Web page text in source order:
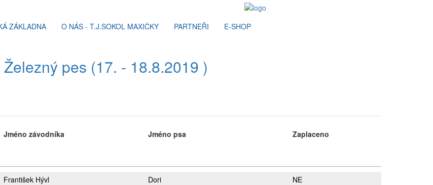
ZÁKLADNA O NÁS - T.J.SOKOL MAXIČKY PARTNEŘI E-SHOP
pes (17. - 18.8.2019 )
Jméno závodníka Jméno psa Zaplaceno
František Hývl Dori
NE